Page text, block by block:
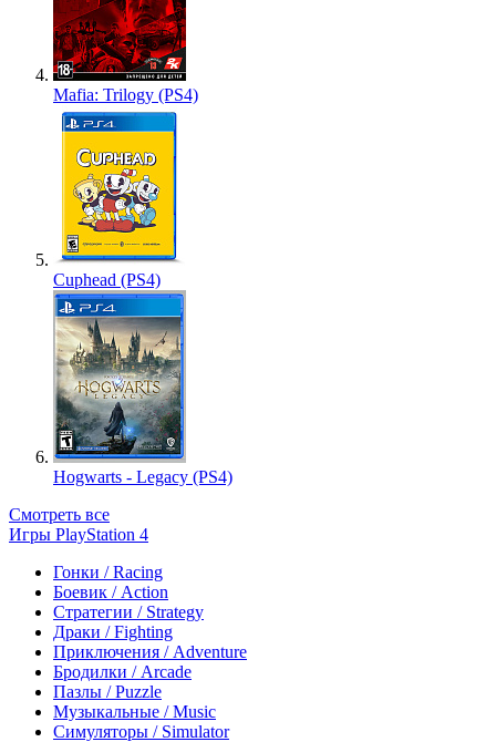
Mafia: Trilogy (PS4)
Cuphead (PS4)
Hogwarts - Legacy (PS4)
Смотреть все
Игры PlayStation 4
Гонки / Racing
Боевик / Action
Стратегии / Strategy
Драки / Fighting
Приключения / Adventure
Бродилки / Arcade
Пазлы / Puzzle
Музыкальные / Music
Симуляторы / Simulator